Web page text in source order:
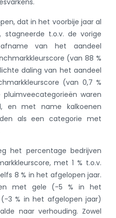
dat in het voorbije jaar al
t.o.v. de vorige
van het aandeel
(van 88 %
daling van het aandeel
(van 0,7 %
waren
en met name kalkoenen
als een categorie met
het percentage bedrijven
met 1 % t.o.v.
8 % in het afgelopen jaar.
met gele (-5 % in het
3 % in het afgelopen jaar)
naar verhouding. Zowel